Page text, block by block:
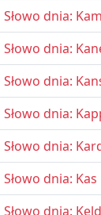
Słowo dnia:
Słowo dnia:
Słowo dnia:
Słowo dnia:
Słowo dnia:
Słowo dnia: Kas
Słowo dnia: